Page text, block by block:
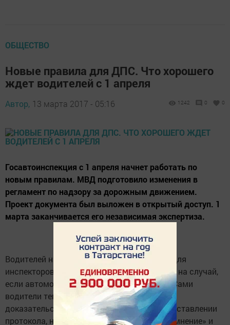
ОБЩЕСТВО
Новые правила для ДПС. Что хорошего
ждет водителей с 1 апреля
Автор, 13 марта 2017 - 05:16 1242 0 0
Госавтоинспекция с 1 апреля начнет работать по
новым правилам. МВД подготовило изменения в
регламент по надзору за дорожным движением.
Проект документа был выложен в открытый доступ. 1
марта заканчивается его независимая экспертиза.
Водителей на дорогах ждет много нового. Для
инспекторов впервые вводятся инструкции на случай,
если автомобилист пытается дать взятку. Сами
водители теперь могут не соглашаться с
доказательствами сотрудников ДПС при составлении
протокола, например, «поставить их под сомнение» и